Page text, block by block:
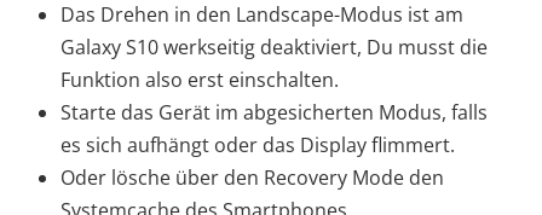
Das Drehen in den Landscape-Modus ist am
Galaxy S10 werkseitig deaktiviert, Du musst die
Funktion also erst einschalten.
Starte das Gerät im abgesicherten Modus, falls
es sich aufhängt oder das Display flimmert.
Oder lösche über den Recovery Mode den